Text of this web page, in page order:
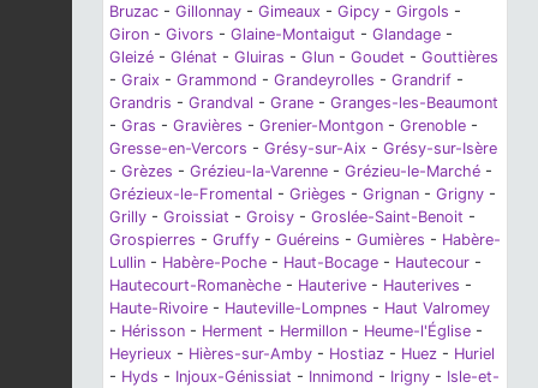
Bruzac - Gillonnay - Gimeaux - Gipcy - Girgols -
Giron - Givors - Glaine-Montaigut - Glandage -
Gleizé - Glénat - Gluiras - Glun - Goudet - Gouttières
- Graix - Grammond - Grandeyrolles - Grandrif -
Grandris - Grandval - Grane - Granges-les-Beaumont
- Gras - Gravières - Grenier-Montgon - Grenoble -
Gresse-en-Vercors - Grésy-sur-Aix - Grésy-sur-Isère
- Grèzes - Grézieu-la-Varenne - Grézieu-le-Marché -
Grézieux-le-Fromental - Grièges - Grignan - Grigny -
Grilly - Groissiat - Groisy - Groslée-Saint-Benoit -
Grospierres - Gruffy - Guéreins - Gumières - Habère-
Lullin - Habère-Poche - Haut-Bocage - Hautecour -
Hautecourt-Romanèche - Hauterive - Hauterives -
Haute-Rivoire - Hauteville-Lompnes - Haut Valromey
- Hérisson - Herment - Hermillon - Heume-l'Église -
Heyrieux - Hières-sur-Amby - Hostiaz - Huez - Huriel
- Hyds - Injoux-Génissiat - Innimond - Irigny - Isle-et-